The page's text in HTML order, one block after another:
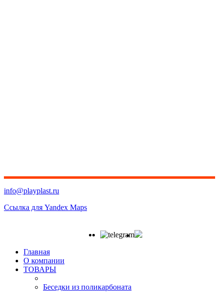
info@playplast.ru
Ссылка для Yandex Maps
Главная
О компании
ТОВАРЫ
Беседки из поликарбоната